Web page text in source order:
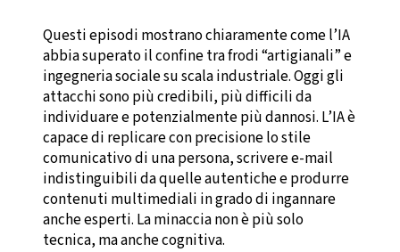
Questi episodi mostrano chiaramente come l’IA
abbia superato il confine tra frodi “artigianali” e
ingegneria sociale su scala industriale. Oggi gli
attacchi sono più credibili, più difficili da
individuare e potenzialmente più dannosi. L’IA è
capace di replicare con precisione lo stile
comunicativo di una persona, scrivere e-mail
indistinguibili da quelle autentiche e produrre
contenuti multimediali in grado di ingannare
anche esperti. La minaccia non è più solo
tecnica, ma anche cognitiva.